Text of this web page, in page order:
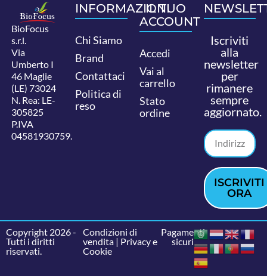
BioFocus
s.r.l.
Via
Umberto I
46 Maglie
(LE) 73024
N. Rea: LE-
305825
P.IVA
04581930759.
INFORMAZIONI
Chi Siamo
Brand
Contattaci
Politica di
reso
IL TUO
ACCOUNT
Accedi
Vai al
carrello
Stato
ordine
Iscriviti
alla
newsletter
per
rimanere
sempre
aggiornato.
ISCRIVITI
ORA
Copyright 2026 -
Tutti i diritti
riservati.
Condizioni di
vendita| Privacy e
Cookie
Pagamenti
sicuri